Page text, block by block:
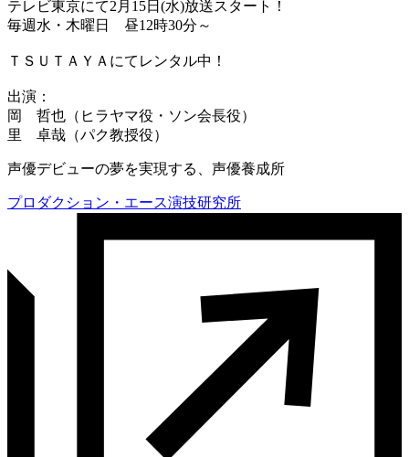
テレビ東京にて2月15日(水)放送スタート！
毎週水・木曜日 昼12時30分～
ＴＳＵＴＡＹＡにてレンタル中！
出演：
岡 哲也（ヒラヤマ役・ソン会長役）
里 卓哉（パク教授役）
声優デビューの夢を実現する、声優養成所
プロダクション・エース演技研究所